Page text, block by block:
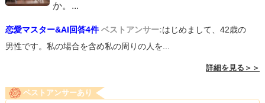
か。 ...
恋愛マスター&AI回答4件 ベストアンサー:はじめまして、42歳の
男性です。私の場合を含め私の周りの人を...
詳細を見る＞＞
ベストアンサーあり